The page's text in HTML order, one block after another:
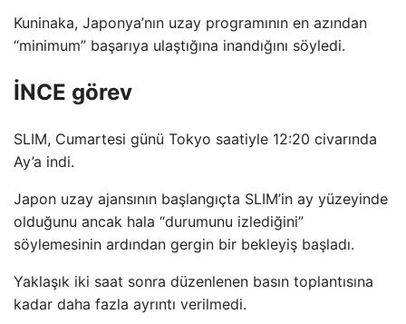
Kuninaka, Japonya’nın uzay programının en azından
“minimum” başarıya ulaştığına inandığını söyledi.
İNCE görev
SLIM, Cumartesi günü Tokyo saatiyle 12:20 civarında
Ay’a indi.
Japon uzay ajansının başlangıçta SLIM’in ay yüzeyinde
olduğunu ancak hala “durumunu izlediğini”
söylemesinin ardından gergin bir bekleyiş başladı.
Yaklaşık iki saat sonra düzenlenen basın toplantısına
kadar daha fazla ayrıntı verilmedi.